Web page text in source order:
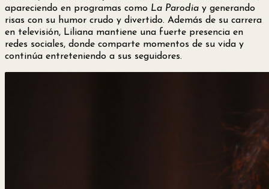
apareciendo en programas como La Parodia y generando
risas con su humor crudo y divertido. Además de su carrera
en televisión, Liliana mantiene una fuerte presencia en
redes sociales, donde comparte momentos de su vida y
continúa entreteniendo a sus seguidores.